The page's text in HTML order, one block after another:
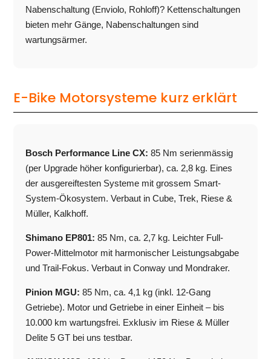
Nabenschaltung (Enviolo, Rohloff)? Kettenschaltungen
bieten mehr Gänge, Nabenschaltungen sind
wartungsärmer.
E-Bike Motorsysteme kurz erklärt
Bosch Performance Line CX: 85 Nm serienmässig
(per Upgrade höher konfigurierbar), ca. 2,8 kg. Eines
der ausgereiftesten Systeme mit grossem Smart-
System-Ökosystem. Verbaut in Cube, Trek, Riese &
Müller, Kalkhoff.
Shimano EP801: 85 Nm, ca. 2,7 kg. Leichter Full-
Power-Mittelmotor mit harmonischer Leistungsabgabe
und Trail-Fokus. Verbaut in Conway und Mondraker.
Pinion MGU: 85 Nm, ca. 4,1 kg (inkl. 12-Gang
Getriebe). Motor und Getriebe in einer Einheit – bis
10.000 km wartungsfrei. Exklusiv im Riese & Müller
Delite 5 GT bei uns testbar.